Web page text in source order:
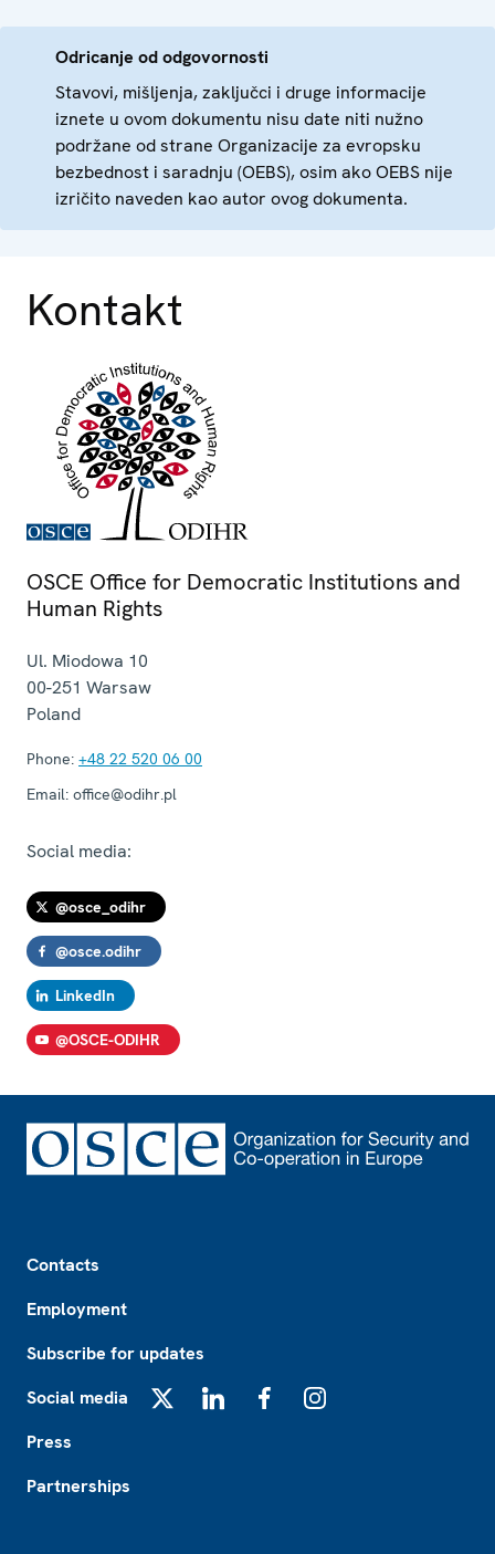
Odricanje od odgovornosti
Stavovi, mišljenja, zaključci i druge informacije
iznete u ovom dokumentu nisu date niti nužno
podržane od strane Organizacije za evropsku
bezbednost i saradnju (OEBS), osim ako OEBS nije
izričito naveden kao autor ovog dokumenta.
Kontakt
OSCE Office for Democratic Institutions and
Human Rights
Ul. Miodowa 10
00-251 Warsaw
Poland
Phone: +48 22 520 06 00
Email: office@odihr.pl
Social media:
@osce_odihr
@osce.odihr
LinkedIn
@OSCE-ODIHR
Contacts
Employment
Subscribe for updates
Social media
Press
Partnerships